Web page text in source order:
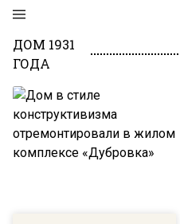
ДОМ 1931
ГОДА